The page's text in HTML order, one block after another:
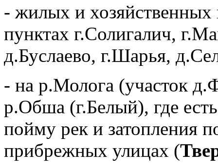
- жилых и хозяйственных
пунктах г.Солигалич,
д.Буслаево, г.Шарья,
- на р.Молога (участок
р.Обша (г.Белый), где
пойму рек и затопления
прибрежных улицах (